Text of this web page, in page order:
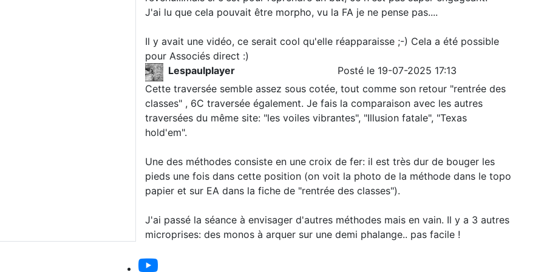
J'ai lu que cela pouvait être morpho, vu la FA je ne pense pas....
Il y avait une vidéo, ce serait cool qu'elle réapparaisse ;-) Cela a été possible
pour Associés direct :)
Lespaulplayer
Posté le 19-07-2025 17:13
Cette traversée semble assez sous cotée, tout comme son retour "rentrée des
classes" , 6C traversée également. Je fais la comparaison avec les autres
traversées du même site: "les voiles vibrantes", "Illusion fatale", "Texas
hold'em".
Une des méthodes consiste en une croix de fer: il est très dur de bouger les
pieds une fois dans cette position (on voit la photo de la méthode dans le topo
papier et sur EA dans la fiche de "rentrée des classes").
J'ai passé la séance à envisager d'autres méthodes mais en vain. Il y a 3 autres
microprises: des monos à arquer sur une demi phalange.. pas facile !